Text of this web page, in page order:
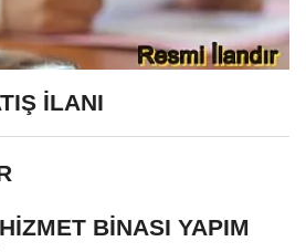
İLANI
BİNASI YAPIM